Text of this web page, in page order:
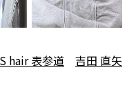
hair 表参道 吉田 直矢